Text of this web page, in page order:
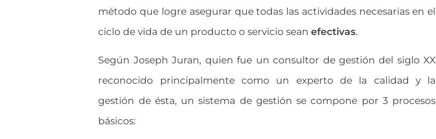
método que logre asegurar que todas las actividades necesarias en el
ciclo de vida de un producto o servicio seanefectivas.
Según Joseph Juran, quien fue un consultor de gestión del siglo XX
reconocido principalmente como un experto de la calidad y la
gestión de ésta, un sistema de gestión se compone por 3 procesos
básicos: